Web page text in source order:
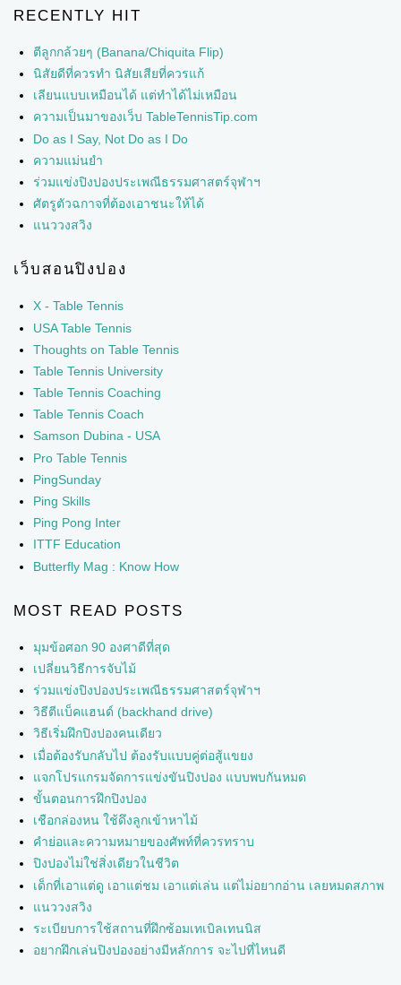
RECENTLY HIT
ตีลูกกล้วยๆ (Banana/Chiquita Flip)
นิสัยดีที่ควรทำ นิสัยเสียที่ควรแก้
เลียนแบบเหมือนได้ แต่ทำได้ไม่เหมือน
ความเป็นมาของเว็บ TableTennisTip.com
Do as I Say, Not Do as I Do
ความแม่นยำ
ร่วมแข่งปิงปองประเพณีธรรมศาสตร์จุฬาฯ
ศัตรูตัวฉกาจที่ต้องเอาชนะให้ได้
แนววงสวิง
เว็บสอนปิงปอง
X - Table Tennis
USA Table Tennis
Thoughts on Table Tennis
Table Tennis University
Table Tennis Coaching
Table Tennis Coach
Samson Dubina - USA
Pro Table Tennis
PingSunday
Ping Skills
Ping Pong Inter
ITTF Education
Butterfly Mag : Know How
MOST READ POSTS
มุมข้อศอก 90 องศาดีที่สุด
เปลี่ยนวิธีการจับไม้
ร่วมแข่งปิงปองประเพณีธรรมศาสตร์จุฬาฯ
วิธีตีแบ็คแฮนด์ (backhand drive)
วิธีเริ่มฝึกปิงปองคนเดียว
เมื่อต้องรับกลับไป ต้องรับแบบคู่ต่อสู้แขยง
แจกโปรแกรมจัดการแข่งขันปิงปอง แบบพบกันหมด
ขั้นตอนการฝึกปิงปอง
เชือกล่องหน ใช้ดึงลูกเข้าหาไม้
คำย่อและความหมายของศัพท์ที่ควรทราบ
ปิงปองไม่ใช่สิ่งเดียวในชีวิต
เด็กที่เอาแต่ดู เอาแต่ชม เอาแต่เล่น แต่ไม่อยากอ่าน เลยหมดสภาพ
แนววงสวิง
ระเบียบการใช้สถานที่ฝึกซ้อมเทเบิลเทนนิส
อยากฝึกเล่นปิงปองอย่างมีหลักการ จะไปที่ไหนดี